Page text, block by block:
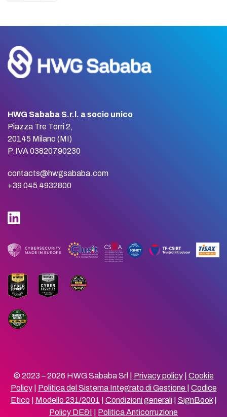
HWG Sababa S.r.l. a socio unico
Piazza Tre Torri 2,
20145 Milano (MI)
P.IVA 03820790230
contacts@hwgsababa.com
+39 045 4932800
© 2023 – 2026 HWG Sababa Srl | Privacy policy| Cookie
Policy| Politica del Sistema Integrato di Gestione
Codice
Etico| Modello 231/2001 Condizioni generali| SignBook|
Policy DE&I
Politica Anticorruzione